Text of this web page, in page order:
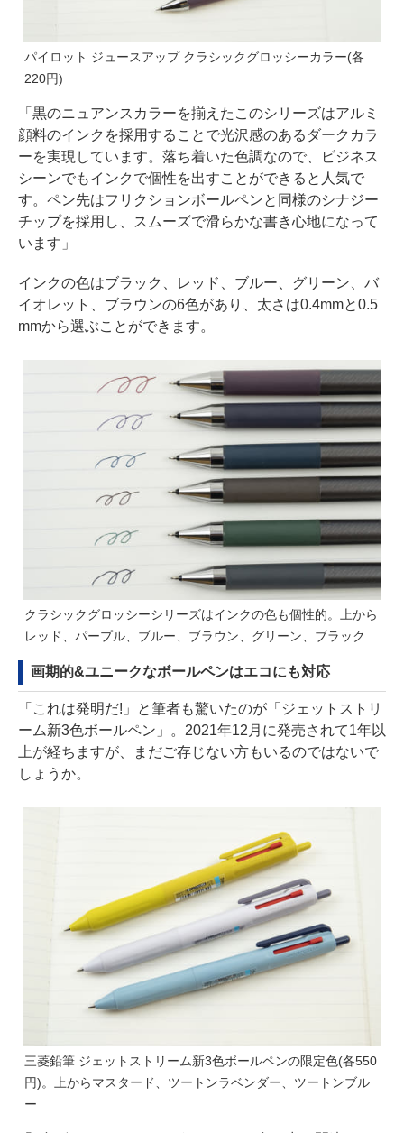
パイロット ジュースアップ クラシックグロッシーカラー(各
220円)
「黒のニュアンスカラーを揃えたこのシリーズはアルミ
顔料のインクを採用することで光沢感のあるダークカラ
ーを実現しています。落ち着いた色調なので、ビジネス
シーンでもインクで個性を出すことができると人気で
す。ペン先はフリクションボールペンと同様のシナジー
チップを採用し、スムーズで滑らかな書き心地になって
います」
インクの色はブラック、レッド、ブルー、グリーン、バ
イオレット、ブラウンの6色があり、太さは0.4mmと0.5
mmから選ぶことができます。
クラシックグロッシーシリーズはインクの色も個性的。上から
レッド、パープル、ブルー、ブラウン、グリーン、ブラック
画期的&ユニークなボールペンはエコにも対応
「これは発明だ!」と筆者も驚いたのが「ジェットストリ
ーム新3色ボールペン」。2021年12月に発売されて1年以
上が経ちますが、まだご存じない方もいるのではないで
しょうか。
三菱鉛筆 ジェットストリーム新3色ボールペンの限定色(各550
円)。上からマスタード、ツートンラベンダー、ツートンブル
ー